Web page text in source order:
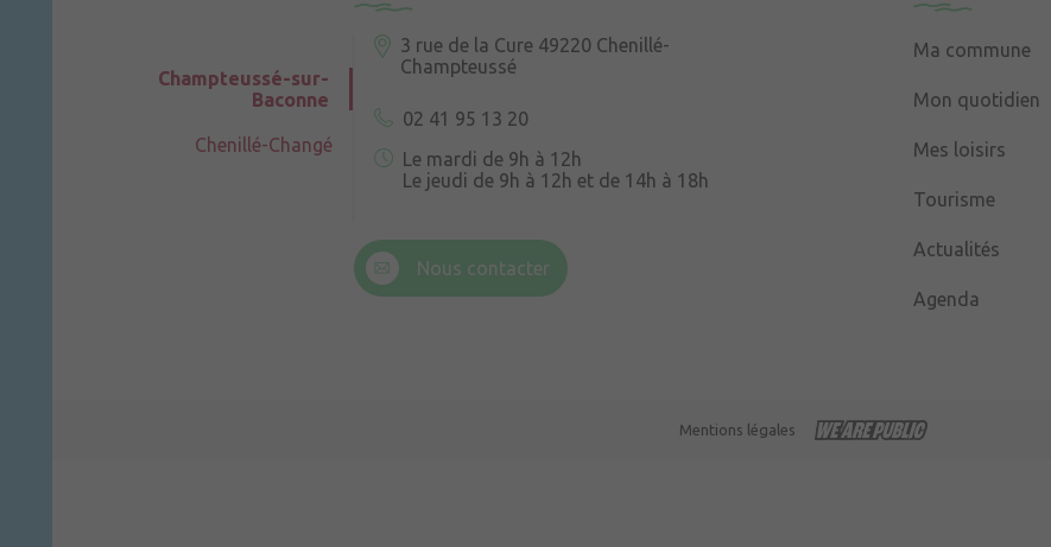
Champteussé-sur-
Baconne
Chenillé-Changé
3 rue de la Cure 49220 Chenillé-
Champteussé
02 41 95 13 20
Le mardi de 9h à 12h
Le jeudi de 9h à 12h et de 14h à 18h
Nous contacter
Ma commune
Mon quotidien
Mes loisirs
Tourisme
Actualités
Agenda
Mentions légales